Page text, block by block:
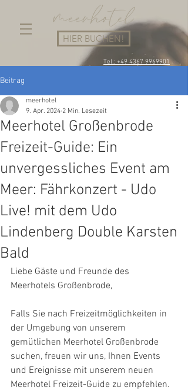
HIER BUCHEN!
Tel.: +49 4367 9969901
Beitrag
Meerhotel Großenbrode
Freizeit-Guide: Ein
unvergessliches Event am
Meer: Fährkonzert - Udo
Live! mit dem Udo
Lindenberg Double Karsten
Bald
meerhotel
9. Apr. 2024 2 Min. Lesezeit
Liebe Gäste und Freunde des
Meerhotels Großenbrode,
Falls Sie nach Freizeitmöglichkeiten in
der Umgebung von unserem
gemütlichen Meerhotel Großenbrode
suchen, freuen wir uns, Ihnen Events
und Ereignisse mit unserem neuen
Meerhotel Freizeit-Guide zu empfehlen.